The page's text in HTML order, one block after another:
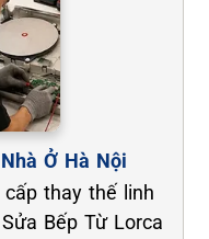
Ở Hà Nội
thay thế linh
Bếp Từ Lorca